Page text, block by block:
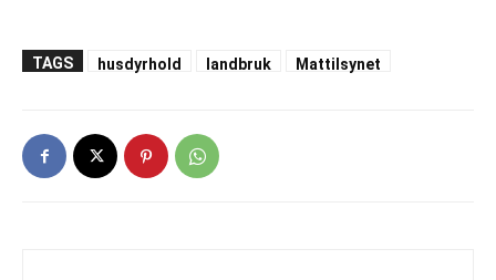
TAGS husdyrhold landbruk Mattilsynet